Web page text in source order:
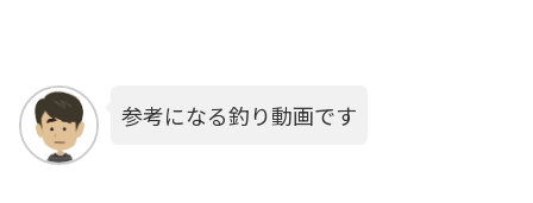
参考になる釣り動画です